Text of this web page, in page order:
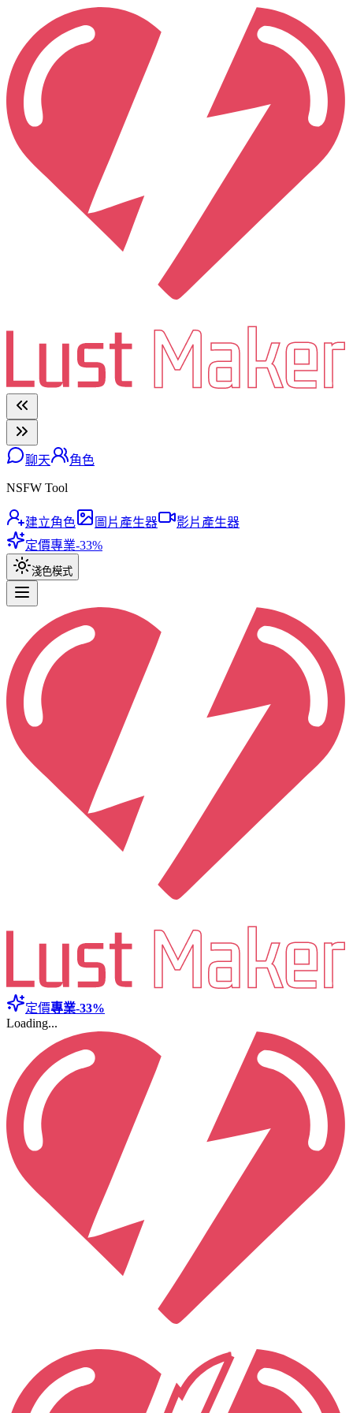
聊天 角色
NSFW Tool
建立角色 圖片產生器
影片產生器
定價專業-33%
淺色模式
定價專業-33%
Loading...